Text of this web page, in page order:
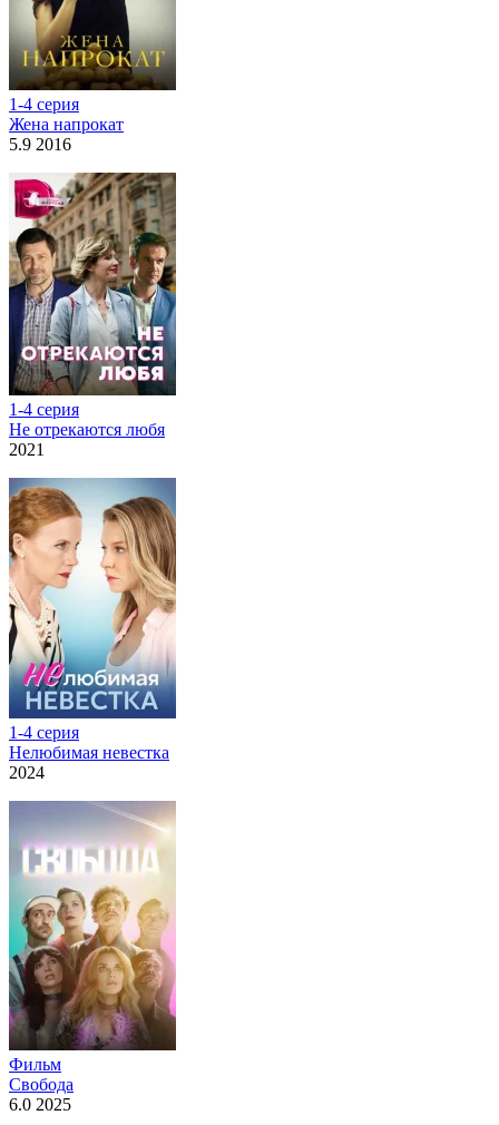
1-4 серия
Жена напрокат
5.9 2016
1-4 серия
Не отрекаются любя
2021
1-4 серия
Нелюбимая невестка
2024
Фильм
Свобода
6.0 2025